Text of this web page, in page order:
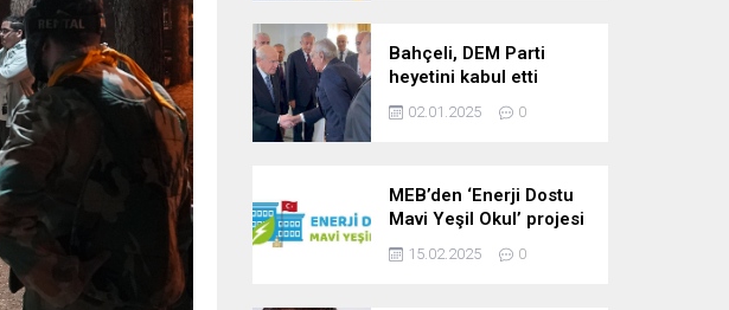
Bahçeli, DEM Parti
heyetini kabul etti
02.01.2025 0
MEB’den ‘Enerji Dostu
Mavi Yeşil Okul’ projesi
15.02.2025 0